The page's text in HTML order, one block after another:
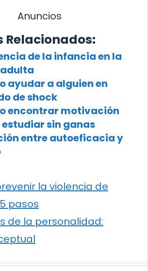
Anuncios
Relacionados:
de la infancia en la
ayudar a alguien en
de shock
encontrar motivación
sin ganas
entre autoeficacia y
la violencia de
pasos
de la personalidad: